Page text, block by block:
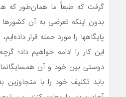
گرفت که طبعاً ما همان‌طور که
بدون اینکه تعرضی به آن
پایگاهها را مورد حمله قرار
این کار را ادامه خواهیم داد؛
دوستی بین خود و آن
باید تکلیف خود را با متجاوزین